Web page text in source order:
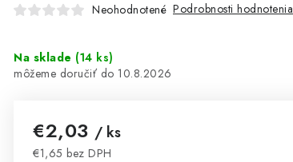
Neohodnotené Podrobnosti hodnotenia
Na sklade (14 ks)
10.8.2026
€2,03 / ks
€1,65 bez DPH